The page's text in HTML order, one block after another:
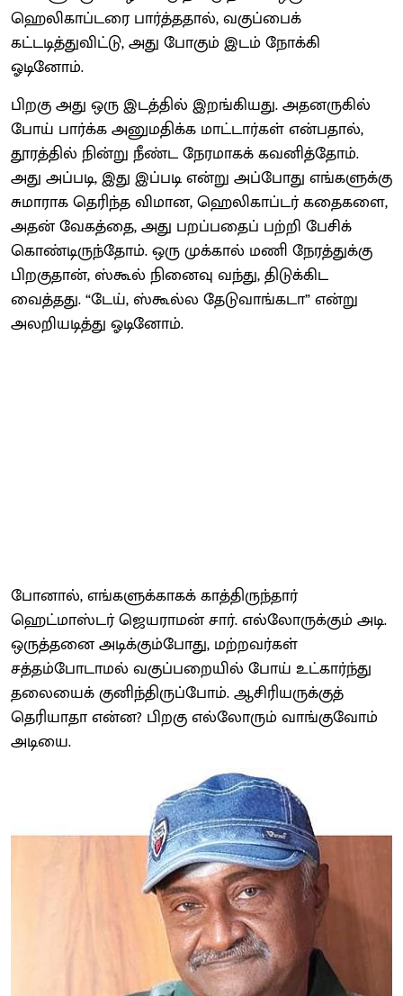
ஹெலிகாப்டரை பார்த்ததால், வகுப்பைக்
கட்டடித்துவிட்டு, அது போகும் இடம் நோக்கி
ஓடினோம்.
பிறகு அது ஒரு இடத்தில் இறங்கியது. அதனருகில்
போய் பார்க்க அனுமதிக்க மாட்டார்கள் என்பதால்,
தூரத்தில் நின்று நீண்ட நேரமாகக் கவனித்தோம்.
அது அப்படி, இது இப்படி என்று அப்போது எங்களுக்கு
சுமாராக தெரிந்த விமான, ஹெலிகாப்டர் கதைகளை,
அதன் வேகத்தை, அது பறப்பதைப் பற்றி பேசிக்
கொண்டிருந்தோம். ஒரு முக்கால் மணி நேரத்துக்கு
பிறகுதான், ஸ்கூல் நினைவு வந்து, திடுக்கிட
வைத்தது. “டேய், ஸ்கூல்ல தேடுவாங்கடா” என்று
அலறியடித்து ஓடினோம்.
போனால், எங்களுக்காகக் காத்திருந்தார்
ஹெட்மாஸ்டர் ஜெயராமன் சார். எல்லோருக்கும் அடி.
ஒருத்தனை அடிக்கும்போது, மற்றவர்கள்
சத்தம்போடாமல் வகுப்பறையில் போய் உட்கார்ந்து
தலையைக் குனிந்திருப்போம். ஆசிரியருக்குத்
தெரியாதா என்ன? பிறகு எல்லோரும் வாங்குவோம்
அடியை.